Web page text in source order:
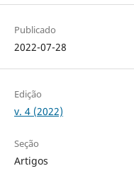
Publicado
2022-07-28
Edição
v. 4 (2022)
Seção
Artigos